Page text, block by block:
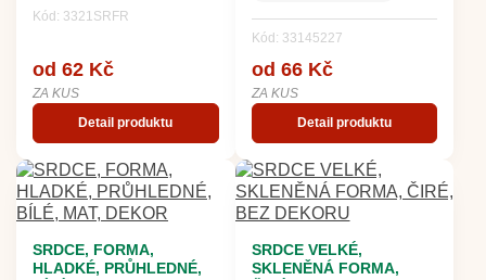
Kód: 3321SRFR
od 62 Kč
ZA KUS
Detail produktu
Kód: 33145227
od 66 Kč
ZA KUS
Detail produktu
SRDCE, FORMA,
HLADKÉ, PRŮHLEDNÉ,
SRDCE VELKÉ,
SKLENĚNÁ FORMA,